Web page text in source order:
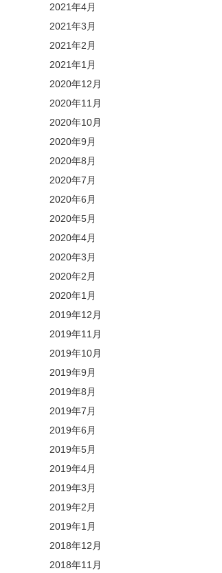
2021年4月
2021年3月
2021年2月
2021年1月
2020年12月
2020年11月
2020年10月
2020年9月
2020年8月
2020年7月
2020年6月
2020年5月
2020年4月
2020年3月
2020年2月
2020年1月
2019年12月
2019年11月
2019年10月
2019年9月
2019年8月
2019年7月
2019年6月
2019年5月
2019年4月
2019年3月
2019年2月
2019年1月
2018年12月
2018年11月